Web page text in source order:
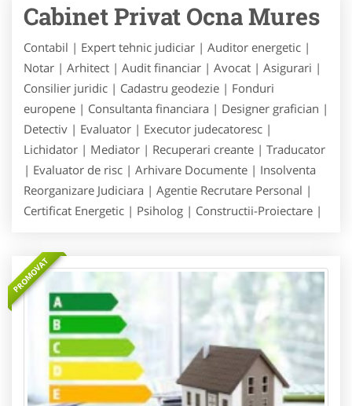
Cabinet Privat Ocna Mures
Contabil | Expert tehnic judiciar | Auditor energetic |
Notar | Arhitect | Audit financiar | Avocat | Asigurari |
Consilier juridic | Cadastru geodezie | Fonduri
europene | Consultanta financiara | Designer grafician |
Detectiv | Evaluator | Executor judecatoresc |
Lichidator | Mediator | Recuperari creante | Traducator
| Evaluator de risc | Arhivare Documente | Insolventa
Reorganizare Judiciara | Agentie Recrutare Personal |
Certificat Energetic | Psiholog | Constructii-Proiectare |
PROMOVAT